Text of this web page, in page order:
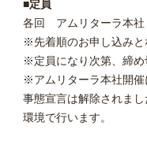
■定員
各回 アムリターラ本
※先着順のお申し込みと
※定員になり次第、締め
※アムリターラ本社開催
事態宣言は解除されま
環境で行います。